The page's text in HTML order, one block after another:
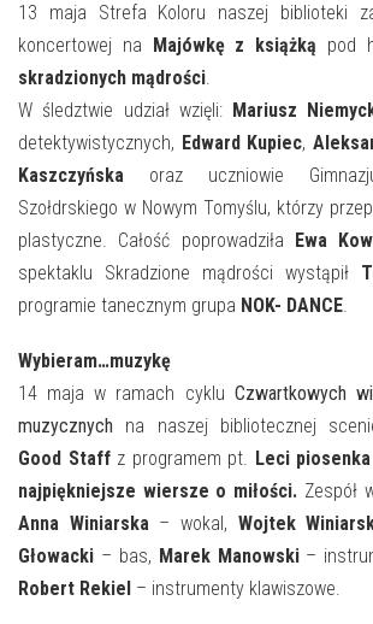
13 maja Strefa Koloru naszej biblioteki
koncertowej na Majówkę z książką pod
skradzionych mądrości.
W śledztwie udział wzięli: Mariusz
detektywistycznych, Edward Kupiec,
Kaszczyńska oraz uczniowie
Szołdrskiego w Nowym Tomyślu, którzy
plastyczne. Całość poprowadziła Ewa
spektaklu Skradzione mądrości wystąpił
programie tanecznym grupa NOK- DANCE.
Wybieram…muzykę
14 maja w ramach cyklu Czwartkowych
muzycznych na naszej bibliotecznej
Good Staffz programem pt. Leci
najpiękniejsze wiersze o miłości. Zespół
Anna Winiarska– wokal, Wojtek
Głowacki – bas, Marek Manowski–
Robert Rekiel – instrumenty klawiszowe.